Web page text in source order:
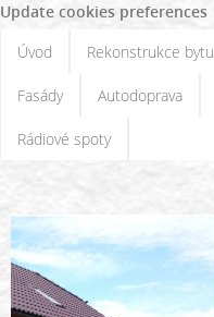
Update cookies preferences
Úvod
Rekonstrukce bytu
Fasády Autodoprava
Rádiové spoty